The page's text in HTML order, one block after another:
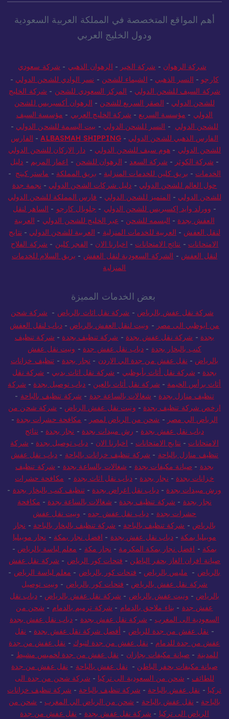
أهم المواقع المتخصصة في المملكة العربية السعودية
ودول الخليج العربي
شركة الرهوان - شركة الخير - الرهوان الذهبي - شركة سعودي
كارجو - النسر الذهبي - الشيماء للشحن - نسر الوادي للشحن الدولي -
شركة السيف للشحن الدولي - المركز السعودي للشحن - شركة الخليج
للشحن الدولي - الصقر السريع للشحن - الرهوان أكسبريس للشحن
الدولي - مؤسسة السريع - شركة الخليج العربي - مؤسسة السيف
للشحن الدولي - النسر للشحن الدولي - بيت البسمة للشحن الدولي -
الفارس الذهبي للشحن الدولي -
ALBASMAH SHIPPING
- الفارس
للشحن الدولي - هوم سيف للشحن الدولي -دار الاركان للشحن الدولي
- شركة الكوثر - شركة السعد - الرهوان للشحن - اعمار المريم - دليل
الخدمات - بريق كلين للخدمات المنزلية - بريق المملكة - ماستر كينج -
حول العالم للشحن الدولي - دليل شركات الشحن الدولي - نجمة جدة
للشحن الدولي - المتميز للشحن الدولي - فارس المملكة للشحن الدولي
- وورلد وايد إكسبريس للشحن الدولي - جلوبال كارجو - الساهر لنقل
العفش بجدة - البسمه للشحن - عبر الخليج للشحن الدولي - العربية
لنقل العفش - العربية للخدمات المنزلية - العربية للشحن الدولي - نتايج
الامتحانات - نتائج الامتحانات - اخبارنا الان - الفجر كلين - شركة الفلاح
لنقل العفش - الشركة السعودية لنقل العفش - بريق السلام للخدمات
المنزلية
بعض الخدمات المميزة
شركة نقل عفش بالرياض - شركة نقل اثاث بالرياض - شركة شحن
من ابوظبي الى مصر - ونيت لنقل العفش بالرياض -دباب لنقل العفش
بجدة - شركة نقل عفش بجدة - شركة تنظيف بجدة - شركة تنظيف
كنب بالبخار بجدة - دباب نقل عفش جدة - ونيت نقل عفش
بالرياض - نقل عفش من جدة الي الاردن - نجار بجدة - تنظيف خزانات
بجدة - شركة نقل أثاث بأبوظبي - شركة نقل اثاث بدبي - شركة نقل
أثاث برأس الخيمة - شركة نقل أثاث بالعين - دباب توصيل بجدة - شركة
تنظيف منازل بجدة - شغالات بالساعة جدة - شركة تنظيف بالباحة -
ارخص شركة تنظيف بجدة - ونيت نقل عفش الرياض - شركة شحن من
الرياض الي مصر - شحن من الرياض لمصر - مكافحة حشرات بجدة -
دباب نقل عفش بجدة - رش مبيدات بجدة - نجار بجدة - نتائج
الامتحانات - نتايج الامتحانات - اخبارنا الان - دباب توصيل بجدة - شركة
تنظيف منازل بالباحة - شركة تنظيف خزانات بالباحة - دباب نقل عفش
بجدة - صيانة مكيفات بجدة - شغالات بالساعة بجدة - شركة تنظيف
خزانات بجدة - نجار بجدة - دباب نقل اثاث بجدة - مكافحة حشرات
ورش مبيدات بجدة -دباب نقل اغراض بجدة -تنظيف كنب بالبخار بجدة -
نجار بجدة - شركة تنظيف بجدة - شغالات بالساعة بجدة - مكافحة
حشرات بجدة - دباب نقل عفش جده - ونيت نقل عفش
بالرياض - شركة تنظيف بالباحة - شركة تنظيف بالبخار بالباحة - نجار
موبيليا بمكة -دباب نقل عفش بجدة - افضل نجار بمكة - نجار موبيليا
بمكة - افضل نجار بمكة المكرمة - نجار مكة - معلم لياسة بالرياض -
صيانة افران الغاز بحفر الباطن - فتحات كور الرياض - شركة نقل عفش
بالرياض - مليس بالرياض - فتحات كور بالرياض - معلم لياسة الرياض -
شركة نقل عفش بالرياض - فتحات كور بالرياض - ونيت توصيل
بالرياض - ونيت عفش بالرياض - شركة نقل عفش بالرياض -دباب نقل
عفش جدة - بناء ملاحق بالدمام - شركة ترميم بالدمام - شحن من
السعودية الى المغرب - شركة نقل عفش بجدة - دباب نقل عفش بجدة
- نقل عفش من جدة للرياض - أفضل شركة نقل عفش بجدة - نقل
عفش من جدة للدمام - نقل عفش من جدة لتبوك - نقل عفش من جدة
للمدينة - صيانة مكيفات بجازان - نقل عفش من جدة لخميس مشيط -
صيانة مكيفات بحفر الباطن - نقل عفش بالباحة - نقل عفش من جدة
للطائف - شحن من السعودية الى تركيا - شركة شحن من جدة الى
تركيا - نقل عفش بالباحة - شركة تنظيف بالباحة - شركة تنظيف خزانات
بالباحة - نقل عفش بالباحة - شحن من الرياض الي المغرب - شحن من
الرياض الى تركيا - شركة نقل عفش بجدة - نقل عفش من جدة